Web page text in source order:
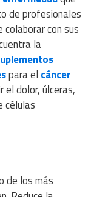
de profesionales
colaborar con sus
la
para el cáncer
el dolor, úlceras,
células
de los más